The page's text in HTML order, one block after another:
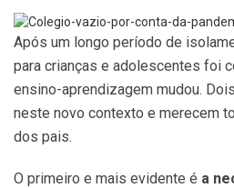
Após um longo período de
para crianças e adolescentes foi
ensino-aprendizagem mudou.
neste novo contexto e merecem
dos pais.
O primeiro e mais evidente é a